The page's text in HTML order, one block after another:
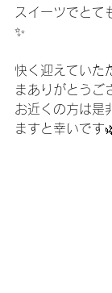
スイーツでとて
✨
快く迎えていた
まありがとうご
お近くの方は是
ますと幸いです